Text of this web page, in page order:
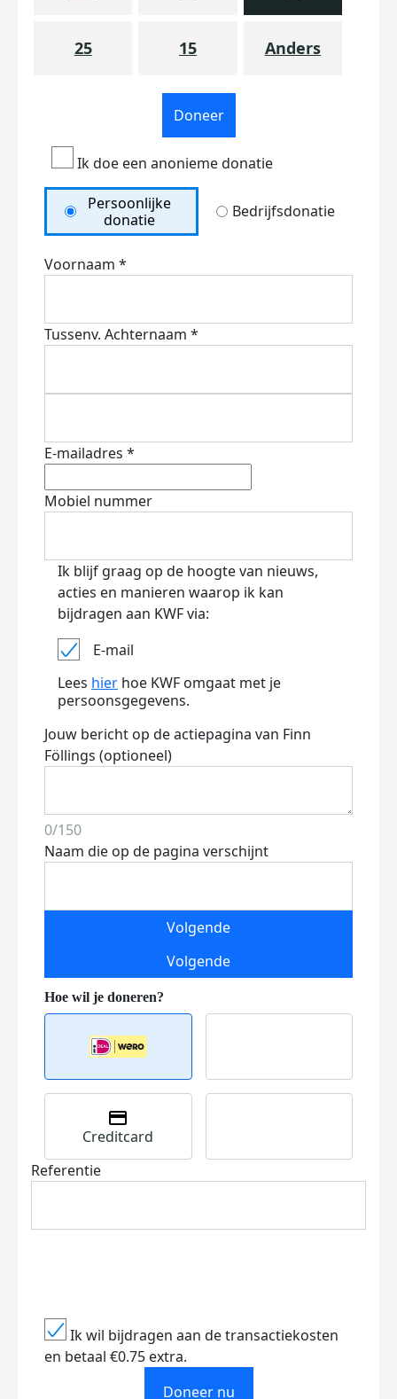
25 15 Anders
Doneer
Ik doe een anonieme donatie
Persoonlijke
donatie
Bedrijfsdonatie
Voornaam *
Tussenv. Achternaam *
E-mailadres *
Mobiel nummer
Ik blijf graag op de hoogte van nieuws,
acties en manieren waarop ik kan
bijdragen aan KWF via:
E-mail
Lees hier hoe KWF omgaat met je
persoonsgegevens.
Jouw bericht op de actiepagina van Finn
Föllings (optioneel)
0/150
Naam die op de pagina verschijnt
Volgende
Volgende
Creditcard
Referentie
Ik wil bijdragen aan de transactiekosten
en betaal €0.75 extra.
Doneer nu